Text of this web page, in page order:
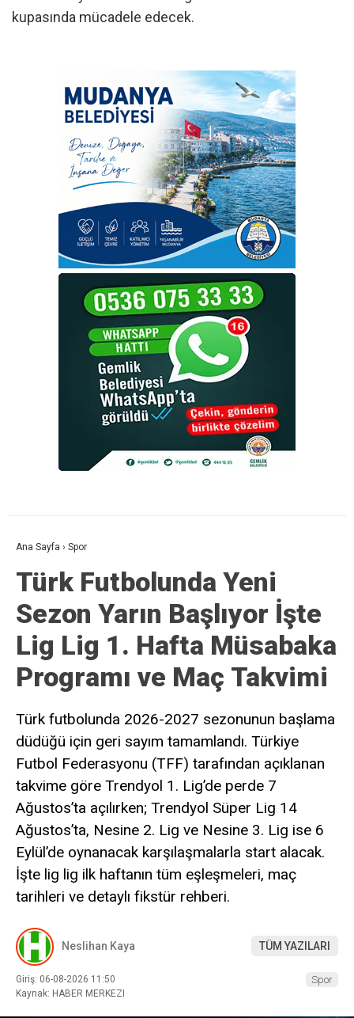
kupasında mücadele edecek.
Ana Sayfa › Spor
Türk Futbolunda Yeni
Sezon Yarın Başlıyor İşte
Lig Lig 1. Hafta Müsabaka
Programı ve Maç Takvimi
Türk futbolunda 2026-2027 sezonunun başlama
düdüğü için geri sayım tamamlandı. Türkiye
Futbol Federasyonu (TFF) tarafından açıklanan
takvime göre Trendyol 1. Lig’de perde 7
Ağustos’ta açılırken; Trendyol Süper Lig 14
Ağustos’ta, Nesine 2. Lig ve Nesine 3. Lig ise 6
Eylül’de oynanacak karşılaşmalarla start alacak.
İşte lig lig ilk haftanın tüm eşleşmeleri, maç
tarihleri ve detaylı fikstür rehberi.
Neslihan Kaya TÜM YAZILARI
Giriş: 06-08-2026 11:50
Kaynak: HABER MERKEZI
Spor